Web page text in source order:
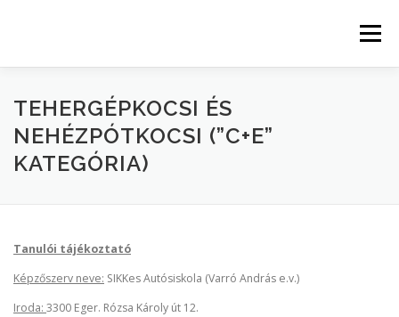
Menü
KEZDŐLAP KATEGÓRIÁK
AKTUÁLIS TANFOLYAMOK
AJÁNDÉKOK TANULÓINKNAK
TEHERGÉPKOCSI ÉS
NEHÉZPÓTKOCSI (”C+E”
KATEGÓRIA)
Tanulói tájékoztató
Képzőszerv neve: SIKKes Autósiskola (Varró András e.v.)
Iroda: 3300 Eger. Rózsa Károly út 12.